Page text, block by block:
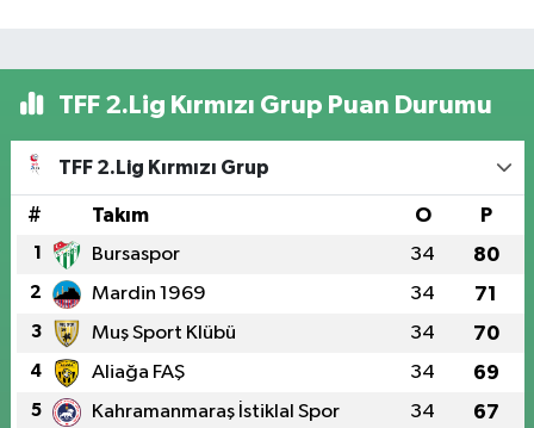
TFF 2.Lig Kırmızı Grup Puan Durumu
TFF 2.Lig Kırmızı Grup
# Takım O P
1 Bursaspor 34 80
2 Mardin 1969 34 71
3 Muş Sport Klübü 34 70
4 Aliağa FAŞ 34 69
5 Kahramanmaraş İstiklal Spor 34 67